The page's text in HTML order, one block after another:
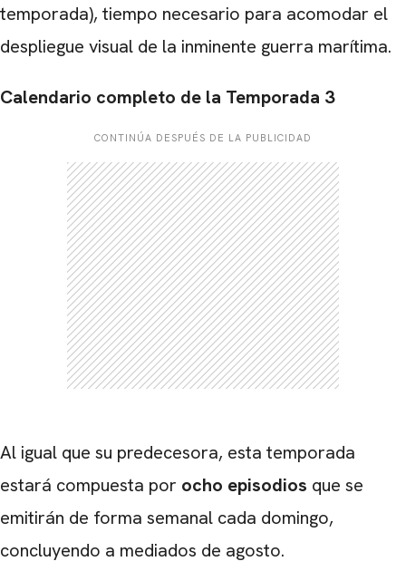
temporada), tiempo necesario para acomodar el
despliegue visual de la inminente guerra marítima.
Calendario completo de la Temporada 3
CONTINÚA DESPUÉS DE LA PUBLICIDAD
Al igual que su predecesora, esta temporada
estará compuesta por ocho episodios que se
emitirán de forma semanal cada domingo,
concluyendo a mediados de agosto.